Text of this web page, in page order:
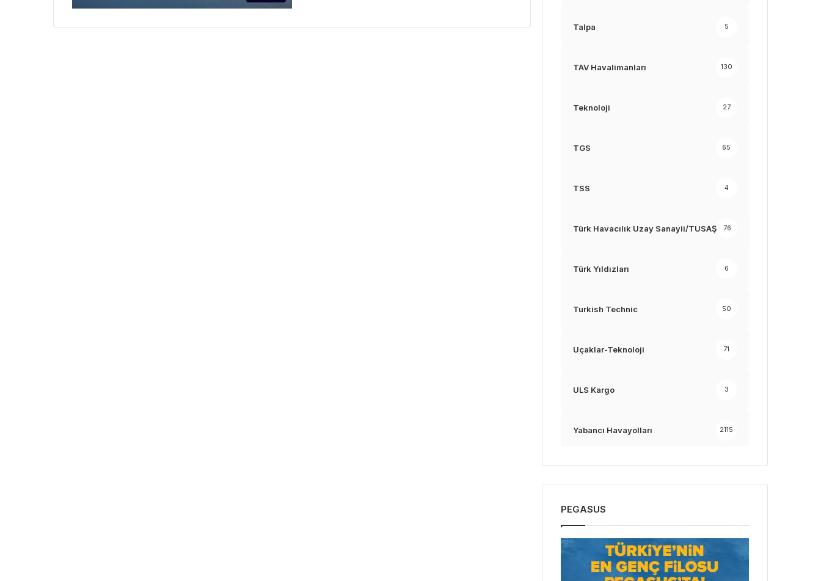
Talpa 5
TAV Havalimanları 130
Teknoloji 27
TGS 65
TSS 4
Türk Havacılık Uzay Sanayii/TUSAŞ 76
Türk Yıldızları 6
Turkish Technic 50
Uçaklar-Teknoloji 71
ULS Kargo 3
Yabancı Havayolları 2115
PEGASUS